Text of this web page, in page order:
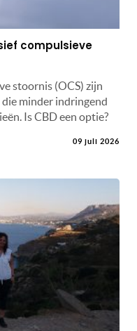
compulsieve
stoornis (OCS) zijn
die minder indringend
Is CBD een optie?
09 juli 2026